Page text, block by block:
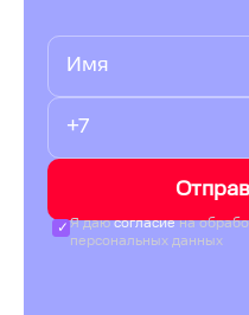
Я даюсогласиена
персональных данных